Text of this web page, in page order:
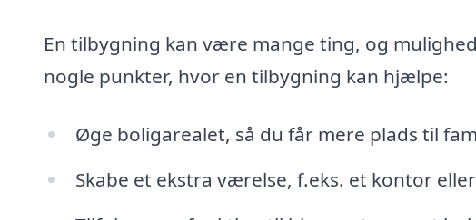
En tilbygning kan være mange ting, og
nogle punkter, hvor en tilbygning kan hjælpe:
Øge boligarealet, så du får mere plads til
Skabe et ekstra værelse, f.eks. et kontor